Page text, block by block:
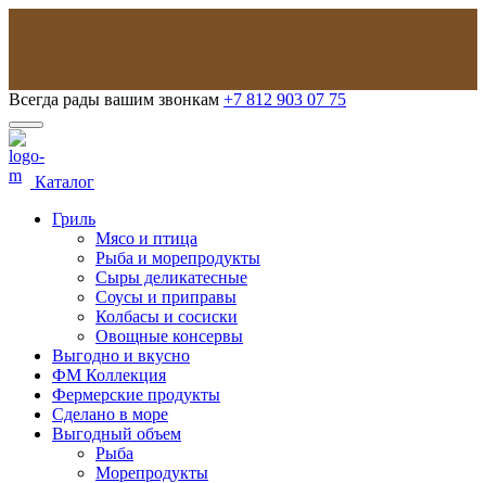
Всегда рады вашим звонкам +7 812 903 07 75
Каталог
Гриль
Мясо и птица
Рыба и морепродукты
Сыры деликатесные
Соусы и приправы
Колбасы и сосиски
Овощные консервы
Выгодно и вкусно
ФМ Коллекция
Фермерские продукты
Сделано в море
Выгодный объем
Рыба
Морепродукты